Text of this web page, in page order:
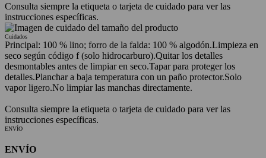
Consulta siempre la etiqueta o tarjeta de cuidado para ver las
instrucciones específicas.
Cuidados
Principal: 100 % lino; forro de la falda: 100 % algodón.Limpieza en
seco según código f (solo hidrocarburo).Quitar los detalles
desmontables antes de limpiar en seco.Tapar para proteger los
detalles.Planchar a baja temperatura con un paño protector.Solo
vapor ligero.No limpiar las manchas directamente.
Consulta siempre la etiqueta o tarjeta de cuidado para ver las
instrucciones específicas.
ENVÍO
ENVÍO